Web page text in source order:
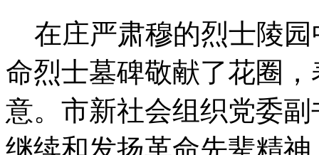
在庄严肃穆的烈士陵园
命烈士墓碑敬献了花圈
意。市新社会组织党委
继续和发扬革命先辈精